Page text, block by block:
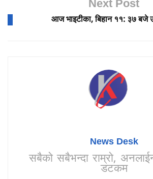
Next Post
आज भाइटीका, बिहान ११: ३७ बजे
News Desk
सबैको सबैभन्दा राम्रो,
डटकम